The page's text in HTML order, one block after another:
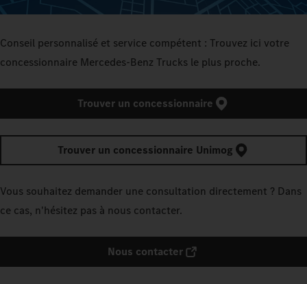
Conseil personnalisé et service compétent : Trouvez ici votre
concessionnaire Mercedes‑Benz Trucks le plus proche.
Trouver un concessionnaire
Trouver un concessionnaire Unimog
Vous souhaitez demander une consultation directement ? Dans
ce cas, n'hésitez pas à nous contacter.
Nous contacter